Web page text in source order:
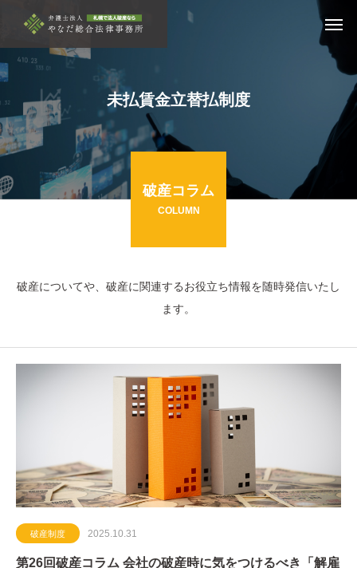
未払賃金立替払制度
破産コラム
COLUMN
破産についてや、破産に関連するお役立ち情報を随時発信いたし
ます。
破産制度 2025.10.31
第26回破産コラム 会社の破産時に気をつけるべき「解雇